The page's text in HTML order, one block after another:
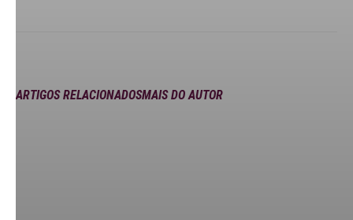
ARTIGOS RELACIONADOSMAIS DO AUTOR